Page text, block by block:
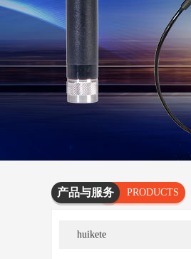
产品与服务
PRODUCTS
huikete